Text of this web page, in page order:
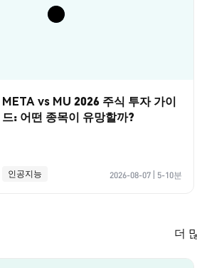
META vs MU 2026 주식 투자 가이
드: 어떤 종목이 유망할까?
인공지능 2026-08-07 5-10분
더